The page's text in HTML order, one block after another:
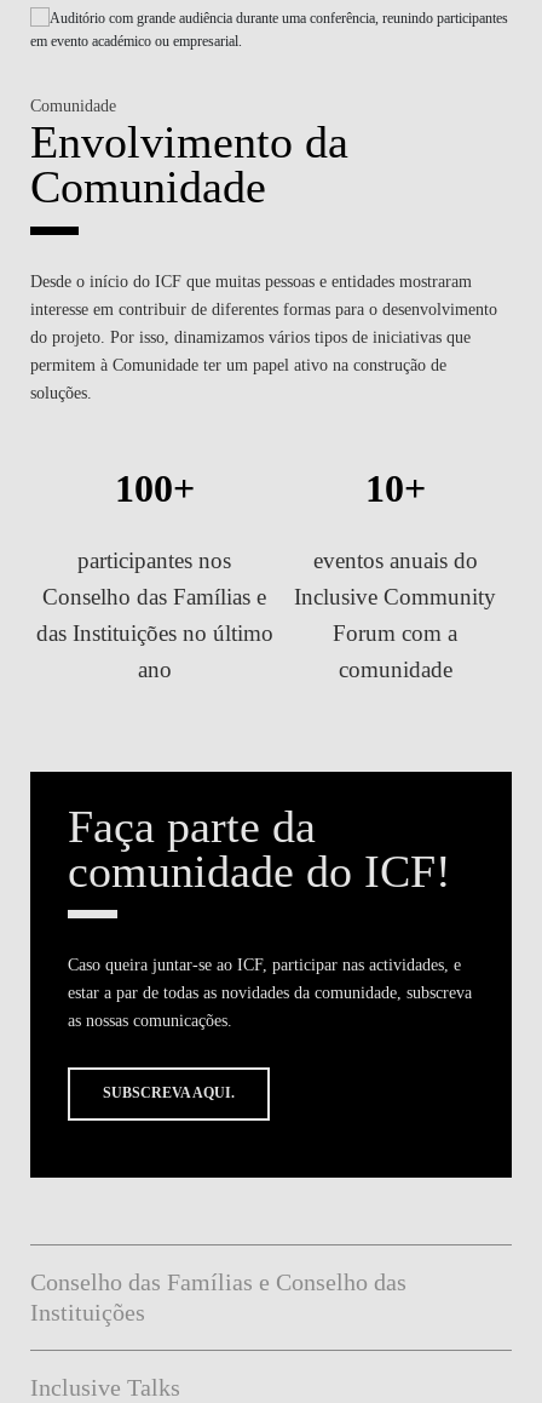
Comunidade
Envolvimento da
Comunidade
Desde o início do ICF que muitas pessoas e entidades mostraram
interesse em contribuir de diferentes formas para o desenvolvimento
do projeto. Por isso, dinamizamos vários tipos de iniciativas que
permitem à Comunidade ter um papel ativo na construção de
soluções.
100+ 10+
participantes nos
Conselho das Famílias e
das Instituições no último
ano
eventos anuais do
Inclusive Community
Forum com a
comunidade
Faça parte da
comunidade do ICF!
Caso queira juntar-se ao ICF, participar nas actividades, e
estar a par de todas as novidades da comunidade, subscreva
as nossas comunicações.
SUBSCREVA AQUI.
Conselho das Famílias e Conselho das
Instituições
Inclusive Talks